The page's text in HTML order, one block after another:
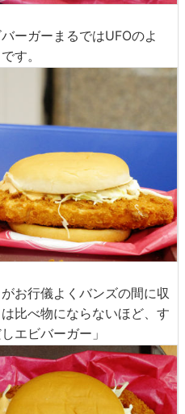
ーガーまるではUFOのよ
す。
お行儀よくバンズの間に収
比べ物にならないほど、す
エビバーガー」